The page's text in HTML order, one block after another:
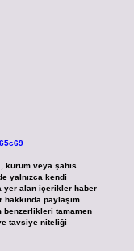
kurum veya şahıs
yalnızca kendi
yer alan içerikler haber
paylaşım
benzerlikleri tamamen
tavsiye niteliği